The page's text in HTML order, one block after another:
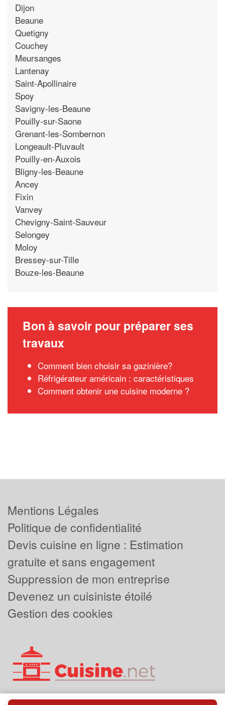
Dijon
Beaune
Quetigny
Couchey
Meursanges
Lantenay
Saint-Apollinaire
Spoy
Savigny-les-Beaune
Pouilly-sur-Saone
Grenant-les-Sombernon
Longeault-Pluvault
Pouilly-en-Auxois
Bligny-les-Beaune
Ancey
Fixin
Vanvey
Chevigny-Saint-Sauveur
Selongey
Moloy
Bressey-sur-Tille
Bouze-les-Beaune
Bon à savoir pour préparer ses
travaux
Comment bien choisir sa gazinière?
Réfrigérateur américain : caractéristiques
Comment obtenir une cuisine moderne ?
Mentions Légales
Politique de confidentialité
Devis cuisine en ligne : Estimation
gratuite et sans engagement
Suppression de mon entreprise
Devenez un cuisiniste étoilé
Gestion des cookies